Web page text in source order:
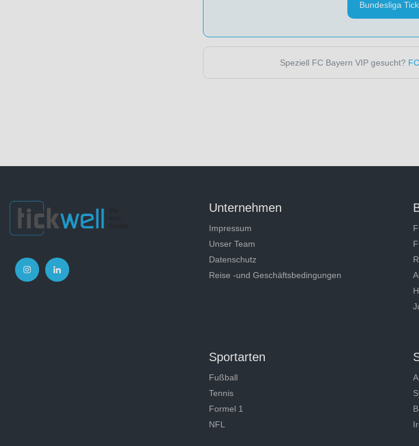
Bundesliga
Speziell FC Bayern VIP gesucht?
Unternehmen
Impressum
Unser Team
Datenschutz
Reise -und Geschäftsbedingungen
Sportarten
Fußball
Tennis
Formel 1
NFL